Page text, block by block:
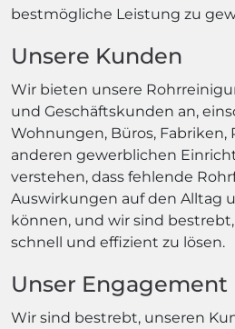
bestmögliche Leistung zu
Unsere Kunden
Wir bieten unsere
und Geschäftskunden an,
Wohnungen, Büros, Fabriken,
anderen gewerblichen
verstehen, dass fehlende
Auswirkungen auf den Alltag
können, und wir sind
schnell und effizient zu lösen.
Unser Engagement
Wir sind bestrebt, unseren